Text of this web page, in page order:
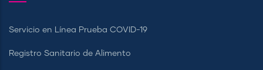
Servicio en Línea Prueba COVID-19
Registro Sanitario de Alimento